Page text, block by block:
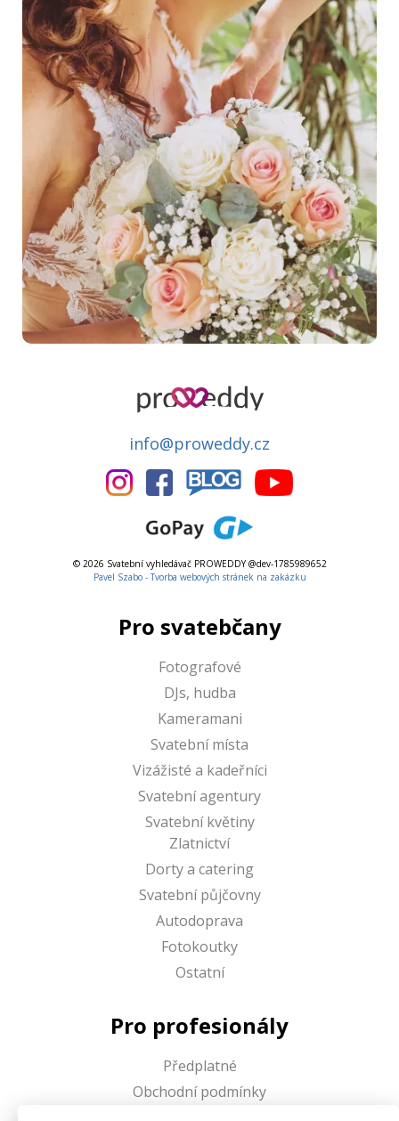
info@proweddy.cz
© 2026 Svatební vyhledávač PROWEDDY @dev-1785989652
Pavel Szabo - Tvorba webových stránek na zakázku
Pro svatebčany
Fotografové
DJs, hudba
Kameramani
Svatební místa
Vizážisté a kadeřníci
Svatební agentury
Svatební květiny
Zlatnictví
Dorty a catering
Svatební půjčovny
Autodoprava
Fotokoutky
Ostatní
Pro profesionály
Předplatné
Obchodní podmínky